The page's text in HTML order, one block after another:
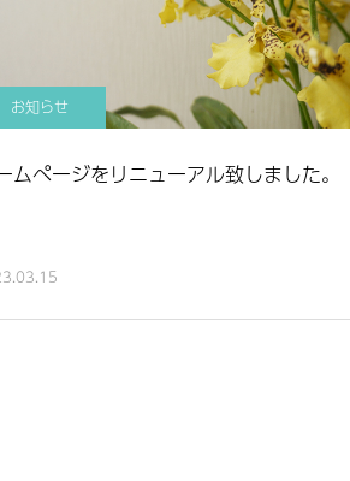
お知らせ
ムページをリニューアル致しました。